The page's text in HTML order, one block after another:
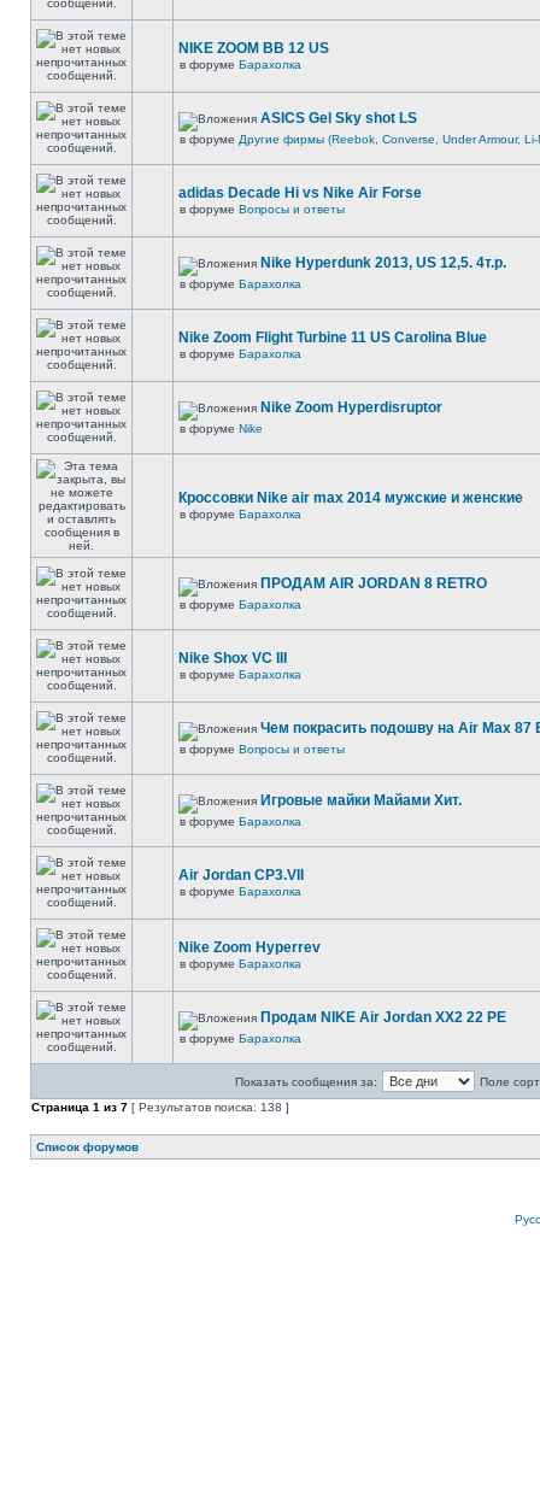
NIKE ZOOM BB 12 US
в форуме Барахолка
ASICS Gel Sky shot LS
в форуме Другие фирмы (Reebok, Converse, Under Armour, Li-
adidas Decade Hi vs Nike Air Forse
в форуме Вопросы и ответы
Nike Hyperdunk 2013, US 12,5. 4т.р.
в форуме Барахолка
Nike Zoom Flight Turbine 11 US Carolina Blue
в форуме Барахолка
Nike Zoom Hyperdisruptor
в форуме Nike
Кроссовки Nike air max 2014 мужские и женские
в форуме Барахолка
ПРОДАМ AIR JORDAN 8 RETRO
в форуме Барахолка
Nike Shox VC III
в форуме Барахолка
Чем покрасить подошву на Air Max 87
в форуме Вопросы и ответы
Игровые майки Майами Хит.
в форуме Барахолка
Air Jordan CP3.VII
в форуме Барахолка
Nike Zoom Hyperrev
в форуме Барахолка
Продам NIKE Air Jordan XX2 22 PE
в форуме Барахолка
Показать сообщения за:
Поле
Страница 1 из 7 [ Результатов поиска: 138 ]
Список форумов